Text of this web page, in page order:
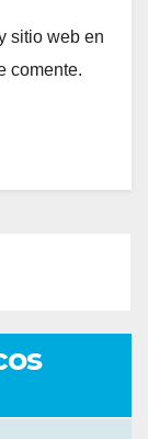
sitio web en
comente.